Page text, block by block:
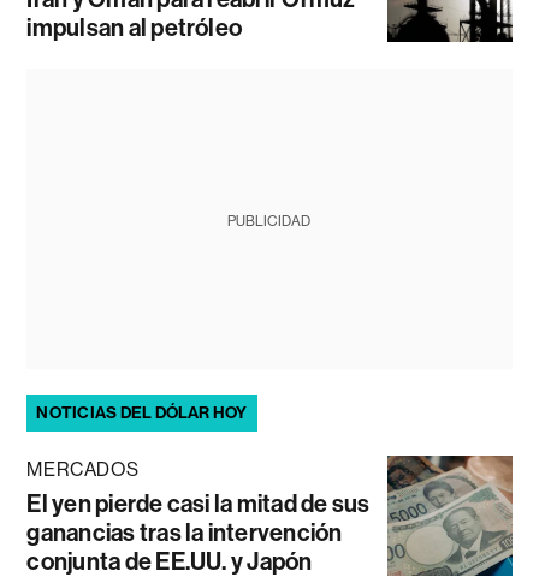
impulsan al petróleo
PUBLICIDAD
NOTICIAS DEL DÓLAR HOY
MERCADOS
El yen pierde casi la mitad de sus
ganancias tras la intervención
conjunta de EE.UU. y Japón